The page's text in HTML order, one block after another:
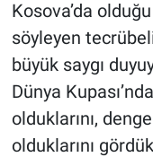
Kosova’da
söyleyen
büyük saygı
Dünya
olduklarını,
olduklarını